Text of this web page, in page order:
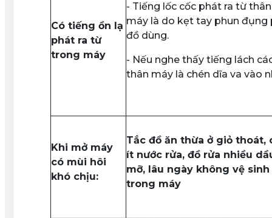
Có tiếng ồn lạ
phát ra từ
trong máy
- Tiếng lốc cốc phát ra từ thân
máy là do kẹt tay phun đụng
đồ dùng.
- Nếu nghe thấy tiếng lách
thân máy là chén dĩa va vào
Khi mở máy
có mùi hôi
khó chịu:
Tắc đồ ăn thừa ở giỏ thoát,
ít nước rửa, đồ rửa nhiều
mỡ, lâu ngày không vệ sinh
trong máy